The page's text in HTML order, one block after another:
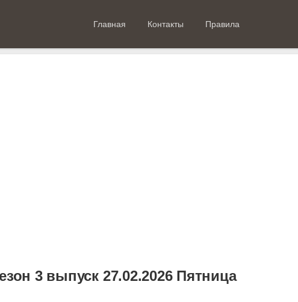
Главная Контакты Правила
3 выпуск 27.02.2026 Пятница